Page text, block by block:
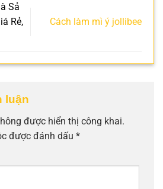
Sả
Rẻ,
Cách làm mì ý jollibee
luận
được hiển thị công khai.
được đánh dấu *